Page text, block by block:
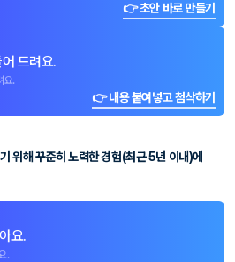
👉 초안 바로 만들기
드려요.
요.
👉 내용 붙여넣고 첨삭하기
위해 꾸준히 노력한 경험(최근 5년 이내)에
요.
.